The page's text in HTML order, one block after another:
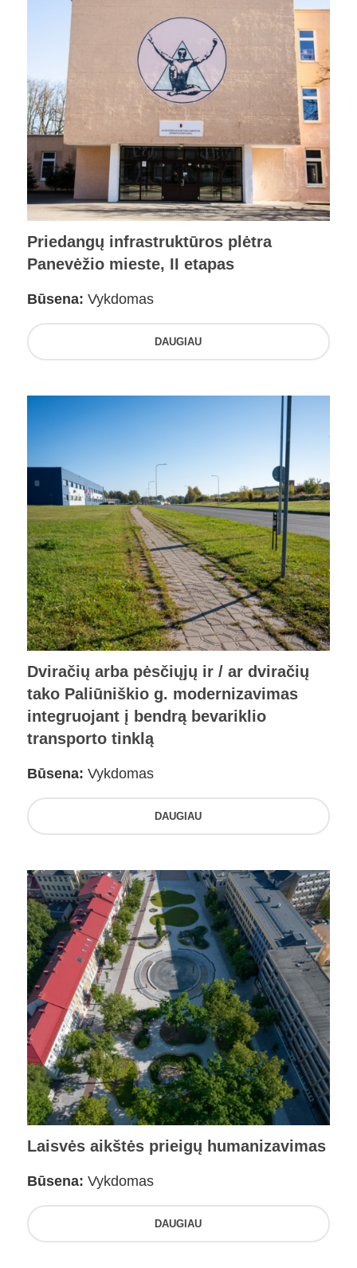
Priedangų infrastruktūros plėtra
Panevėžio mieste, II etapas
Būsena: Vykdomas
DAUGIAU
Dviračių arba pėsčiųjų ir / ar dviračių
tako Paliūniškio g. modernizavimas
integruojant į bendrą bevariklio
transporto tinklą
Būsena: Vykdomas
DAUGIAU
Laisvės aikštės prieigų humanizavimas
Būsena: Vykdomas
DAUGIAU